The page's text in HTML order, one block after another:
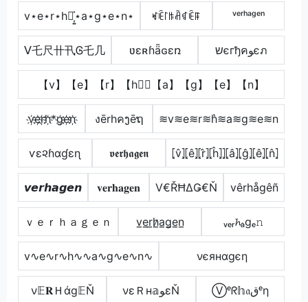
v⋆e⋆r⋆h⋆͎͍͐⋆a⋆g⋆e⋆n⋆ ꏝꍟ꒓ꑛꋫꁍꍟꁹ ᵛᵉʳʰᵃᵍᵉⁿ
ᐯ乇尺卄卂Ꮆ乇几 ʋɛʀɦǟɢɛռ שєгђคﻮєภ
【v】【e】【r】【h】⃣【a】【g】【e】【n】
v҉e҉r҉h҉*g҉e҉n҉ งērhคງēຖ ≋v≋e≋r≋h͛≋a≋g≋e≋n
ѵε૨ɦαɠεɳ 𝖛𝖊𝖗𝖍𝖆𝖌𝖊𝖓 ⦏v̂⦎⦏ê⦎⦏r̂⦎⦏ĥ⦎⦎⦏â⦎⦏ĝ⦎⦏ê⦎⦏n̂⦎
𝙫𝙚𝙧𝙝𝙖𝙜𝙚𝙣 𝐯𝐞𝐫𝐡𝐚𝐠𝐞𝐧 V€ŘĦΔǤ€Ň vêrhågêñ
ｖｅｒｈａｇｅｎ v̲e̲r̲h̷̲a̲g̲e̲n̲ ᵥₑᵣ𝓱ₐgₑ𝚗
v∿e∿r∿h∿∿a∿g∿e∿n∿ νєянαgєη
ν𝔼𝐑Ｈάg𝔼Ň νεＲн𝕒ﻮεŇ Ⓥᵉᖇ𝕙𝔞قᵉη